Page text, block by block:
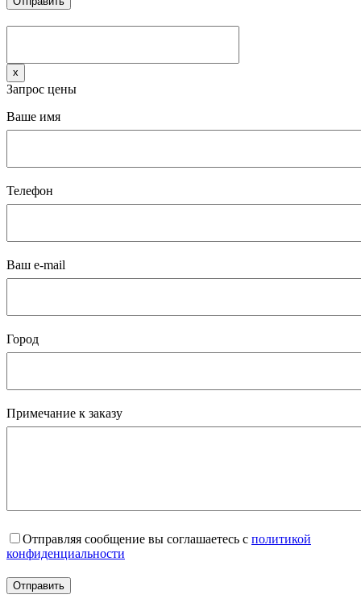
x
Запрос цены
Ваше имя
Телефон
Ваш e-mail
Город
Примечание к заказу
Отправляя сообщение вы соглашаетесь с политикой
конфиденциальности